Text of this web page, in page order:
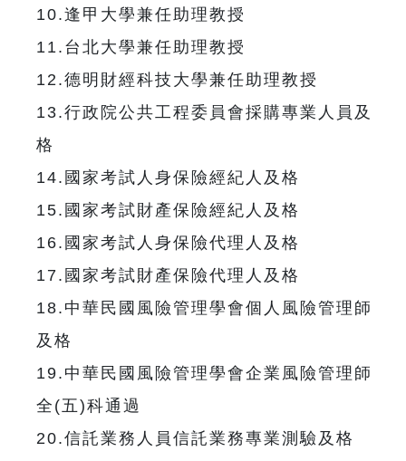
10.逢甲大學兼任助理教授
11.台北大學兼任助理教授
12.德明財經科技大學兼任助理教授
13.行政院公共工程委員會採購專業人員及
格
14.國家考試人身保險經紀人及格
15.國家考試財產保險經紀人及格
16.國家考試人身保險代理人及格
17.國家考試財產保險代理人及格
18.中華民國風險管理學會個人風險管理師
及格
19.中華民國風險管理學會企業風險管理師
全(五)科通過
20.信託業務人員信託業務專業測驗及格